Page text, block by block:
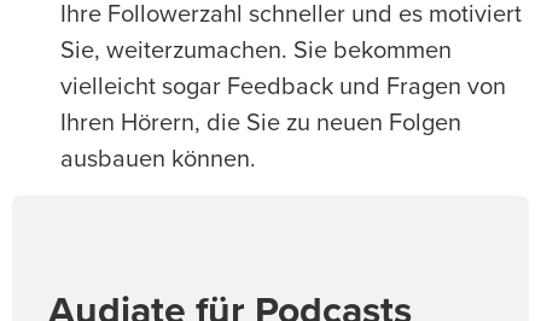
Ihre Followerzahl schneller und es motiviert
Sie, weiterzumachen. Sie bekommen
vielleicht sogar Feedback und Fragen von
Ihren Hörern, die Sie zu neuen Folgen
ausbauen können.
Audiate für Podcasts